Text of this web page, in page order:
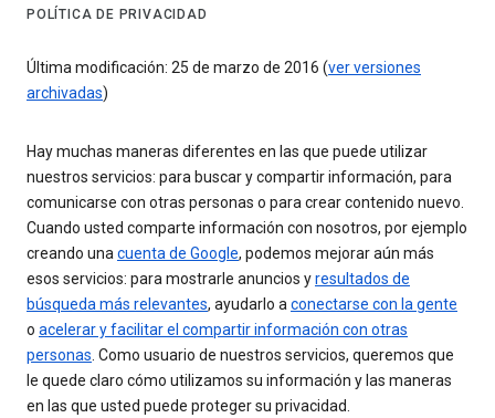
POLÍTICA DE PRIVACIDAD
Última modificación: 25 de marzo de 2016 (ver versiones
archivadas)
Hay muchas maneras diferentes en las que puede utilizar
nuestros servicios: para buscar y compartir información, para
comunicarse con otras personas o para crear contenido nuevo.
Cuando usted comparte información con nosotros, por ejemplo
creando unacuenta de Google, podemos mejorar aún más
esos servicios: para mostrarle anuncios yresultados de
búsqueda más relevantes, ayudarlo aconectarse con la gente
o acelerar y facilitar el compartir información con otras
personas. Como usuario de nuestros servicios, queremos que
le quede claro cómo utilizamos su información y las maneras
en las que usted puede proteger su privacidad.